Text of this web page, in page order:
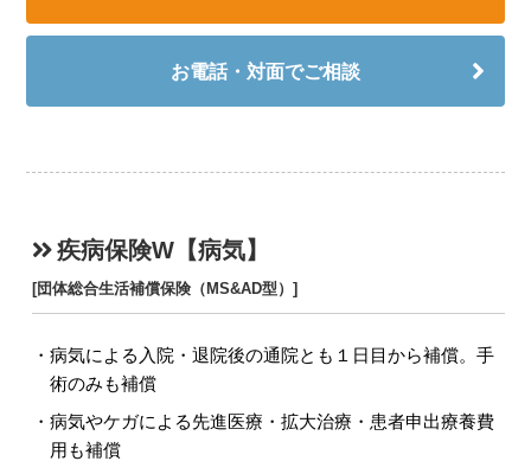
お電話・対面でご相談
疾病保険W【病気】
[団体総合生活補償保険（MS&AD型）]
病気による入院・退院後の通院とも１日目から補償。手
術のみも補償
病気やケガによる先進医療・拡大治療・患者申出療養費
用も補償